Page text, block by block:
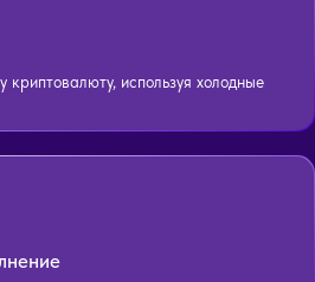
используя холодные